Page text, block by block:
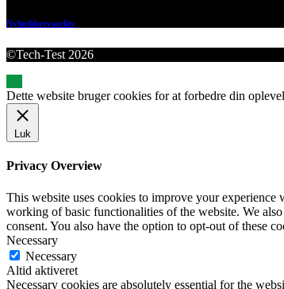
Nyhedsbrevsarkiv
©Tech-Test 2026
Dette website bruger cookies for at forbedre din
Luk
Privacy Overview
This website uses cookies to improve your experience
working of basic functionalities of the website. We
consent. You also have the option to opt-out of these
Necessary
Necessary
Altid aktiveret
Necessary cookies are absolutely essential for the